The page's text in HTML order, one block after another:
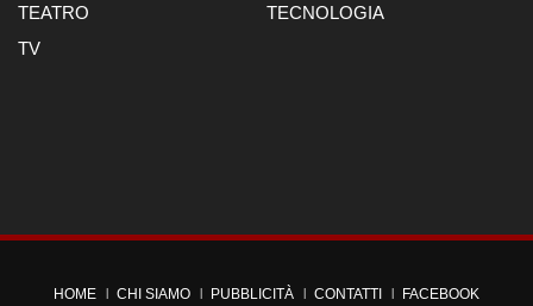
TEATRO
TECNOLOGIA
TV
HOME CHI SIAMO PUBBLICITÀ CONTATTI FACEBOOK